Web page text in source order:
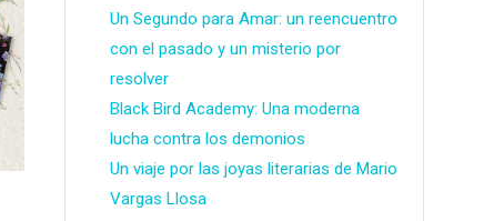
Un Segundo para Amar: un reencuentro
con el pasado y un misterio por
resolver
Black Bird Academy: Una moderna
lucha contra los demonios
Un viaje por las joyas literarias de Mario
Vargas Llosa